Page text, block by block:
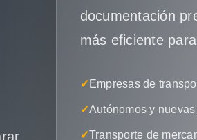
documentación
más eficiente
✓ Empresas de
✓Autónomos y
✓Transporte de